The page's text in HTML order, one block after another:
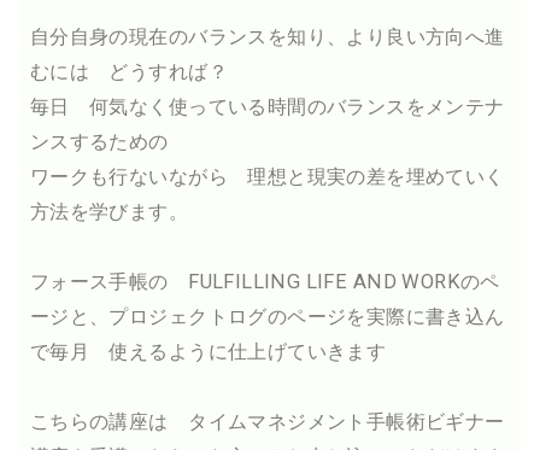
自分自身の現在のバランスを知り、より良い方向へ進
むには どうすれば？
毎日 何気なく使っている時間のバランスをメンテナ
ンスするための
ワークも行ないながら 理想と現実の差を埋めていく
方法を学びます。
フォース手帳の FULFILLING LIFE AND WORKのペ
ージと、プロジェクトログのページを実際に書き込ん
で毎月 使えるように仕上げていきます
こちらの講座は タイムマネジメント手帳術ビギナー